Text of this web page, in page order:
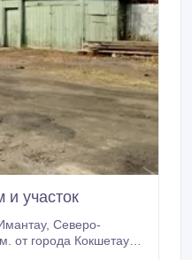
участок
Северо-
от города Кокшетау